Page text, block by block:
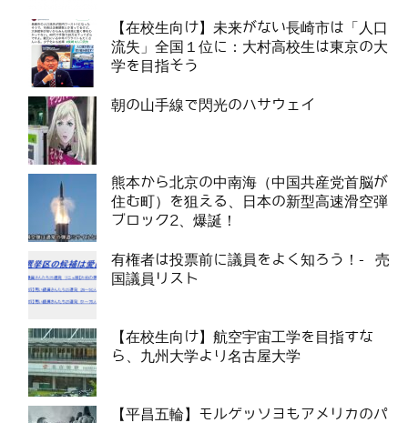
【在校生向け】未来がない長崎市は「人口
流失」全国１位に：大村高校生は東京の大
学を目指そう
朝の山手線で閃光のハサウェイ
熊本から北京の中南海（中国共産党首脳が
住む町）を狙える、日本の新型高速滑空弾
ブロック2、爆誕！
有権者は投票前に議員をよく知ろう！- 売
国議員リスト
【在校生向け】航空宇宙工学を目指すな
ら、九州大学より名古屋大学
【平昌五輪】モルゲッソヨもアメリカのパ